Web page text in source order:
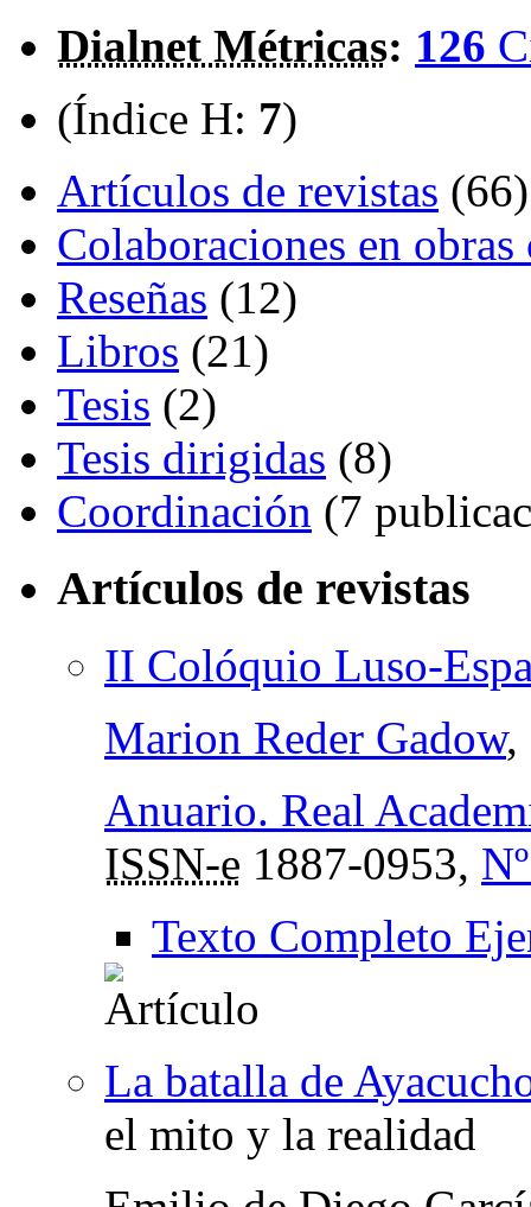
Dialnet Métricas: 126
(Índice H: 7)
Artículos de revistas (66)
Colaboraciones en
Reseñas (12)
Libros (21)
Tesis (2)
Tesis dirigidas (8)
Coordinación (7
Artículos de revistas
II Colóquio Luso-
Marion Reder Gadow,
Anuario. Real
ISSN-e 1887-0953,
Texto Completo
La batalla de
el mito y la realidad